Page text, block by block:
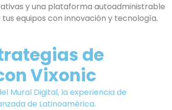
y una plataforma autoadministrable
equipos con innovación y tecnología.
de
Vixonic
Mural Digital, la experiencia de
de Latinoamérica.